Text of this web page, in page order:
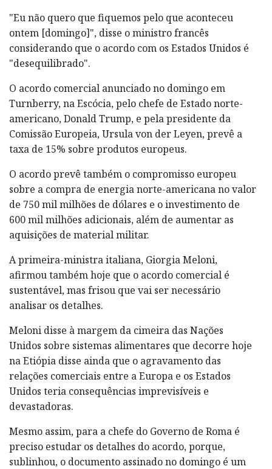
"Eu não quero que fiquemos pelo que aconteceu
ontem [domingo]", disse o ministro francês
considerando que o acordo com os Estados Unidos é
"desequilibrado".
O acordo comercial anunciado no domingo em
Turnberry, na Escócia, pelo chefe de Estado norte-
americano, Donald Trump, e pela presidente da
Comissão Europeia, Ursula von der Leyen, prevê a
taxa de 15% sobre produtos europeus.
O acordo prevê também o compromisso europeu
sobre a compra de energia norte-americana no valor
de 750 mil milhões de dólares e o investimento de
600 mil milhões adicionais, além de aumentar as
aquisições de material militar.
A primeira-ministra italiana, Giorgia Meloni,
afirmou também hoje que o acordo comercial é
sustentável, mas frisou que vai ser necessário
analisar os detalhes.
Meloni disse à margem da cimeira das Nações
Unidos sobre sistemas alimentares que decorre hoje
na Etiópia disse ainda que o agravamento das
relações comerciais entre a Europa e os Estados
Unidos teria consequências imprevisíveis e
devastadoras.
Mesmo assim, para a chefe do Governo de Roma é
preciso estudar os detalhes do acordo, porque,
sublinhou, o documento assinado no domingo é um